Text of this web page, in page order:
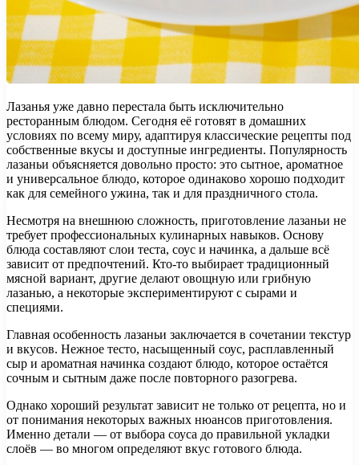
Лазанья уже давно перестала быть исключительно
ресторанным блюдом. Сегодня её готовят в домашних
условиях по всему миру, адаптируя классические рецепты под
собственные вкусы и доступные ингредиенты. Популярность
лазаньи объясняется довольно просто: это сытное, ароматное
и универсальное блюдо, которое одинаково хорошо подходит
как для семейного ужина, так и для праздничного стола.
Несмотря на внешнюю сложность, приготовление лазаньи не
требует профессиональных кулинарных навыков. Основу
блюда составляют слои теста, соус и начинка, а дальше всё
зависит от предпочтений. Кто-то выбирает традиционный
мясной вариант, другие делают овощную или грибную
лазанью, а некоторые экспериментируют с сырами и
специями.
Главная особенность лазаньи заключается в сочетании текстур
и вкусов. Нежное тесто, насыщенный соус, расплавленный
сыр и ароматная начинка создают блюдо, которое остаётся
сочным и сытным даже после повторного разогрева.
Однако хороший результат зависит не только от рецепта, но и
от понимания некоторых важных нюансов приготовления.
Именно детали — от выбора соуса до правильной укладки
слоёв — во многом определяют вкус готового блюда.